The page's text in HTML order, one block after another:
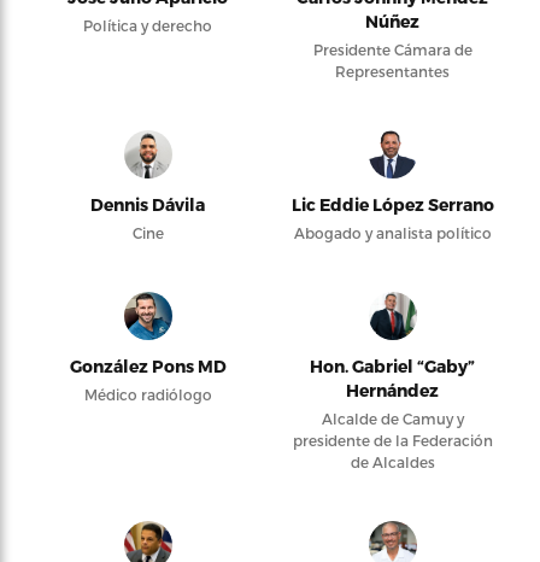
Política y derecho
Núñez
Presidente Cámara de
Representantes
Dennis Dávila
Cine
Lic Eddie López Serrano
Abogado y analista político
González Pons MD
Médico radiólogo
Hon. Gabriel “Gaby”
Hernández
Alcalde de Camuy y
presidente de la Federación
de Alcaldes